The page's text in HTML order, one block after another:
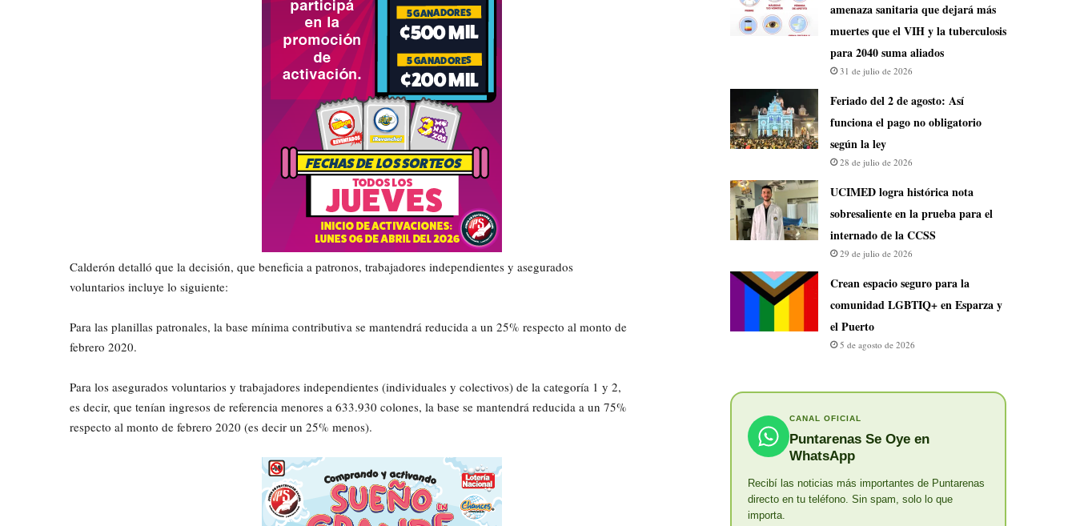
Calderón detalló que la decisión, que beneficia a patronos, trabajadores independientes y asegurados
voluntarios incluye lo siguiente:
Para las planillas patronales, la base mínima contributiva se mantendrá reducida a un 25% respecto al monto de
febrero 2020.
Para los asegurados voluntarios y trabajadores independientes (individuales y colectivos) de la categoría 1 y 2,
es decir, que tenían ingresos de referencia menores a 633.930 colones, la base se mantendrá reducida a un 75%
respecto al monto de febrero 2020 (es decir un 25% menos).
amenaza sanitaria que dejará más
muertes que el VIH y la tuberculosis
para 2040 suma aliados
31 de julio de 2026
Feriado del 2 de agosto: Así
funciona el pago no obligatorio
según la ley
28 de julio de 2026
UCIMED logra histórica nota
sobresaliente en la prueba para el
internado de la CCSS
29 de julio de 2026
Crean espacio seguro para la
comunidad LGBTIQ+ en Esparza y
el Puerto
5 de agosto de 2026
CANAL OFICIAL
Puntarenas Se Oye en
WhatsApp
Recibí las noticias más importantes de Puntarenas
directo en tu teléfono. Sin spam, solo lo que
importa.